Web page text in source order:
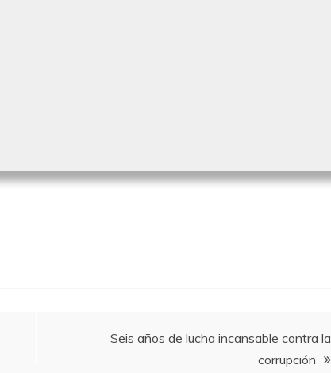
Seis años de lucha incansable contra la
corrupción